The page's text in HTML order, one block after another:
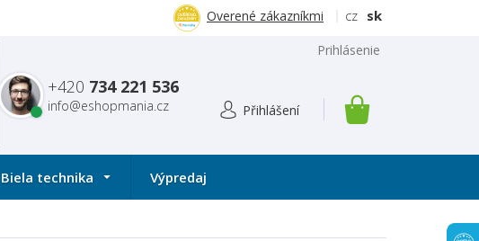
Overené zákazníkmi cz sk
+420 734 221 536
info@eshopmania.cz
Prihlásenie
NÁKUPNÝ
Biela technika Výpredaj